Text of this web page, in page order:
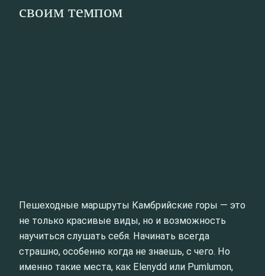
своим темпом
Пешеходные маршруты Камбрийские горы — это
не только красивые виды, но и возможность
научиться слушать себя. Начинать всегда
страшно, особенно когда не знаешь, с чего. Но
именно такие места, как Elenydd или Pumlumon,